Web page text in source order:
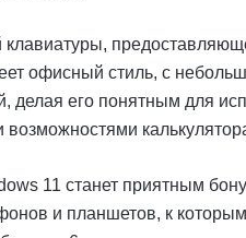
офисный стиль, с
делая его понятным для
возможностями
11 станет приятным
и планшетов, к